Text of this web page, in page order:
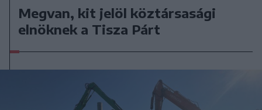
Megvan, kit jelöl köztársasági
elnöknek a Tisza Párt